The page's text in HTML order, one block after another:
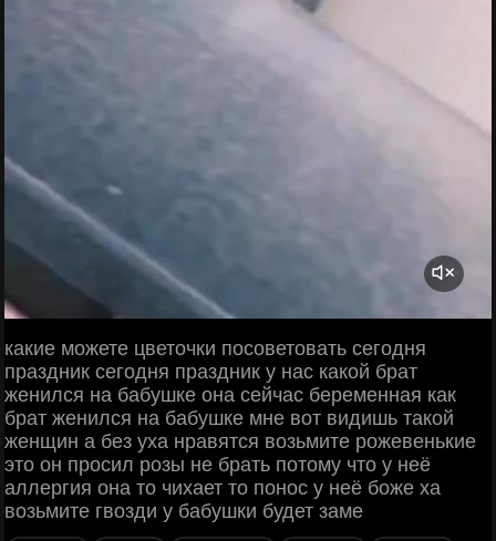
какие можете цветочки посоветовать сегодня
праздник сегодня праздник у нас какой брат
женился на бабушке она сейчас беременная как
брат женился на бабушке мне вот видишь такой
женщин а без уха нравятся возьмите рожевенькие
это он просил розы не брать потому что у неё
аллергия она то чихает то понос у неё боже ха
возьмите гвозди у бабушки будет заме